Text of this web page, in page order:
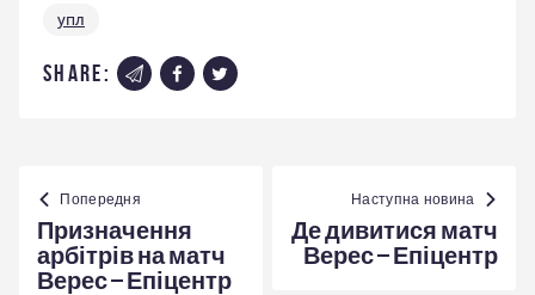
упл
share:
Навігація
записів
Попередня
Призначення
арбітрів на матч
Верес – Епіцентр
Наступна новина
Де дивитися матч
Верес – Епіцентр